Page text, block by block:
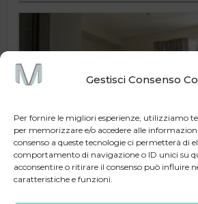
Gestisci Consenso
Per fornire le migliori esperienze, utilizziamo
per memorizzare e/o accedere alle
consenso a queste tecnologie ci permetterà di
comportamento di navigazione o ID unici su
acconsentire o ritirare il consenso può influire
caratteristiche e funzioni.